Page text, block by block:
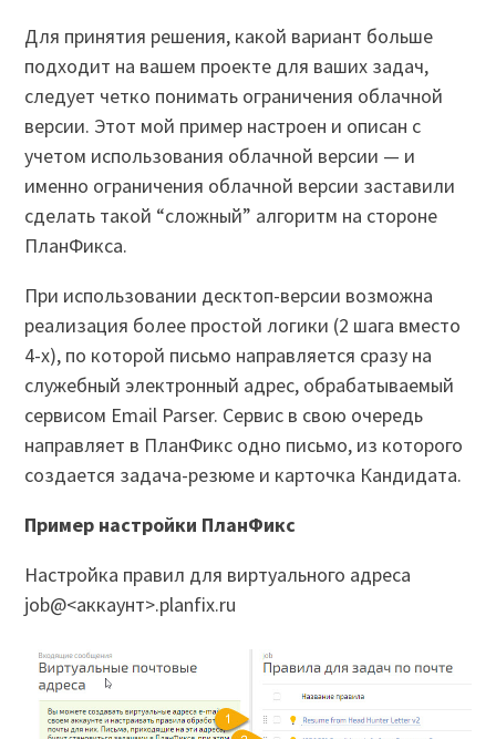
Для принятия решения, какой вариант больше
подходит на вашем проекте для ваших задач,
следует четко понимать ограничения облачной
версии. Этот мой пример настроен и описан с
учетом использования облачной версии — и
именно ограничения облачной версии заставили
сделать такой “сложный” алгоритм на стороне
ПланФикса.
При использовании десктоп-версии возможна
реализация более простой логики (2 шага вместо
4-х), по которой письмо направляется сразу на
служебный электронный адрес, обрабатываемый
сервисом Email Parser. Сервис в свою очередь
направляет в ПланФикс одно письмо, из которого
создается задача-резюме и карточка Кандидата.
Пример настройки ПланФикс
Настройка правил для виртуального адреса
job@<аккаунт>.planfix.ru